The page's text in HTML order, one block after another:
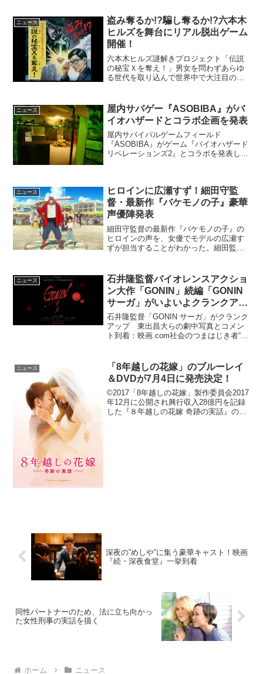
ニュース
盗み奪るか!?騙し奪るか!?六本木
ヒルズを舞台にリアル脱出ゲーム
開催！
六本木ヒルズ謎解きプロジェクト「伝説
の秘宝Ｘを奪え！」男女を問わずあらゆ
る世代を取り込んで世界中で大注目の体
で開催 決定。これまで過去2回 展望台内
での開催から、なん...
ニュース
屋内サバゲー『ASOBIBA』がバ
イオハザードとコラボ企画を発表
屋内サバイバルゲームフィールド
『ASOBIBA』がゲーム『バイオハザード
リベレーションズ2』とコラボを発表し
『バイオハザード ...
ニュース
ヒロインに広瀬すず！細田守監
督・最新作『バケモノの子』豪華
声優陣発表
細田守監督の最新作『バケモノの子』の
ヒロインの声を、女優でモデルの広瀬す
ずが担当することがわかった。細田監督
で知られる細田守監督の最新作映画『バ
ケモノの子』は、バケモノ...
ニュース
石井隆監督バイオレンスアクショ
ン大作「GONIN」続編「GONIN
サーガ」がいよいよクランクアッ
プ！
石井隆監督「GONIN サーガ」がクランク
アップ 東出昌大らの劇中写真とコメン
ト到着：映画.com社会のつまはじき者“5
19年後を舞台に、その息子たちの...
ニュース
「8年越しの花嫁」のブルーレイ
＆DVDが7月4日に発売決定！
©2017「8年越しの花嫁」製作委員会2017
年12月に公開され興行収入28億円を記録
した『８年越しの花嫁 奇跡の実話』のブ
深夜の”めしや”に集う豪華キャスト！映画
『続・深夜食堂』一挙到着
同性パートナーのため、法に立ち向かっ
た女性刑事の実話を描く
ホーム ニュース